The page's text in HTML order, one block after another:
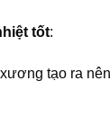
tốt:
tạo ra